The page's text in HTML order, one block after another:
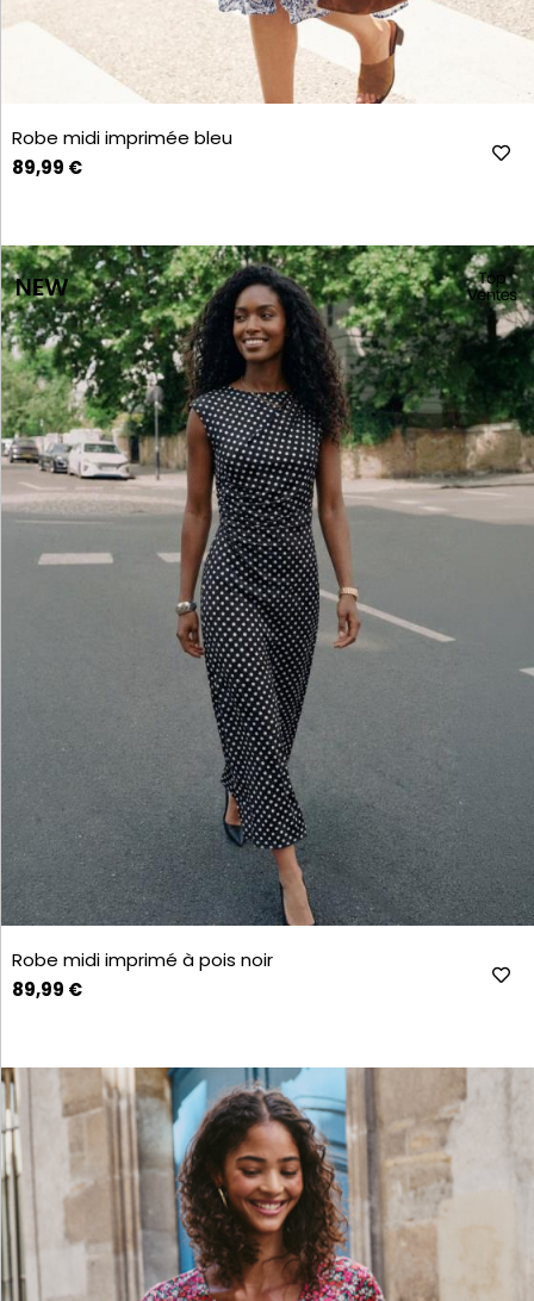
Robe midi imprimée bleu
89,99 €
Robe midi imprimé à pois noir
89,99 €